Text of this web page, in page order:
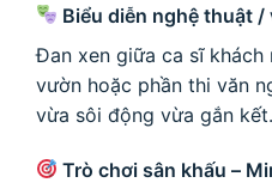
Biểu diễn nghệ thuật /
Đan xen giữa ca sĩ
vườn hoặc phần thi văn
vừa sôi động vừa gắn kết.
Trò chơi sân khấu –